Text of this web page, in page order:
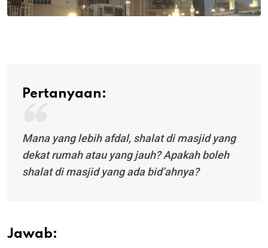
Pertanyaan:
Mana yang lebih afdal, shalat di masjid yang
dekat rumah atau yang jauh? Apakah boleh
shalat di masjid yang ada bid’ahnya?
Jawab: